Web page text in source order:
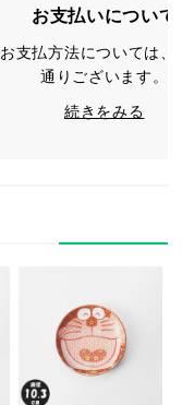
お支払いについて
お支払方法については、
通りございます。
続きをみる